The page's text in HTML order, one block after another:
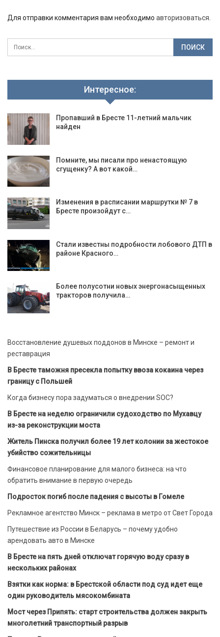
Для отправки комментария вам необходимо авторизоваться
Интересное:
Пропавший в Бресте 11-летний мальчик
найден
Помните, мы писали про ненастоящую
сгущенку? А вот какой…
Изменения в расписании маршрутки № 7 в
Бресте произойдут с…
Стали известны подробности лобового ДТП в
районе Красного…
Более полусотни новых энергонасыщенных
тракторов получила…
Восстановление душевых поддонов в Минске – ремонт и
реставрация
В Бресте таможня пресекла попытку ввоза кокаина через
границу с Польшей
Когда бизнесу пора задуматься о внедрении SOC?
В Бресте на неделю ограничили судоходство по Мухавцу
из-за реконструкции моста
Житель Пинска получил более 19 лет колонии за жестокое
убийство сожительницы
Финансовое планирование для малого бизнеса: на что
обратить внимание в первую очередь
Подросток погиб после падения с высоты в Гомеле
Рекламное агентство Минск – реклама в метро от Свет Города
Путешествие из России в Беларусь – почему удобно
арендовать авто в Минске
В Бресте на пять дней отключат горячую воду сразу в
нескольких районах
Взятки как норма: в Брестской области под суд идет еще
один руководитель мясокомбината
Мост через Припять: старт строительства должен закрыть
многолетний транспортный разрыв